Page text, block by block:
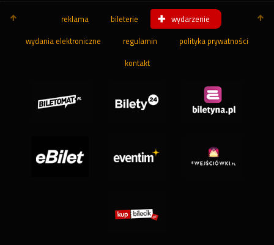
reklama bileterie wydarzenie
wydania elektroniczne regulamin polityka prywatności
kontakt